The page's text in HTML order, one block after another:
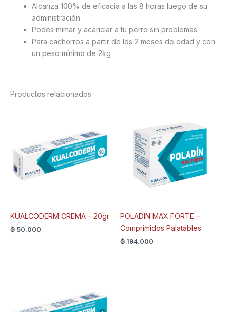
Alcanza 100% de eficacia a las 8 horas luego de su
administración
Podés mimar y acariciar a tu perro sin problemas
Para cachorros a partir de los 2 meses de edad y con
un peso mínimo de 2kg
Productos relacionados
KUALCODERM CREMA – 20gr
₲ 50.000
POLADIN MAX FORTE –
Comprimidos Palatables
₲ 194.000